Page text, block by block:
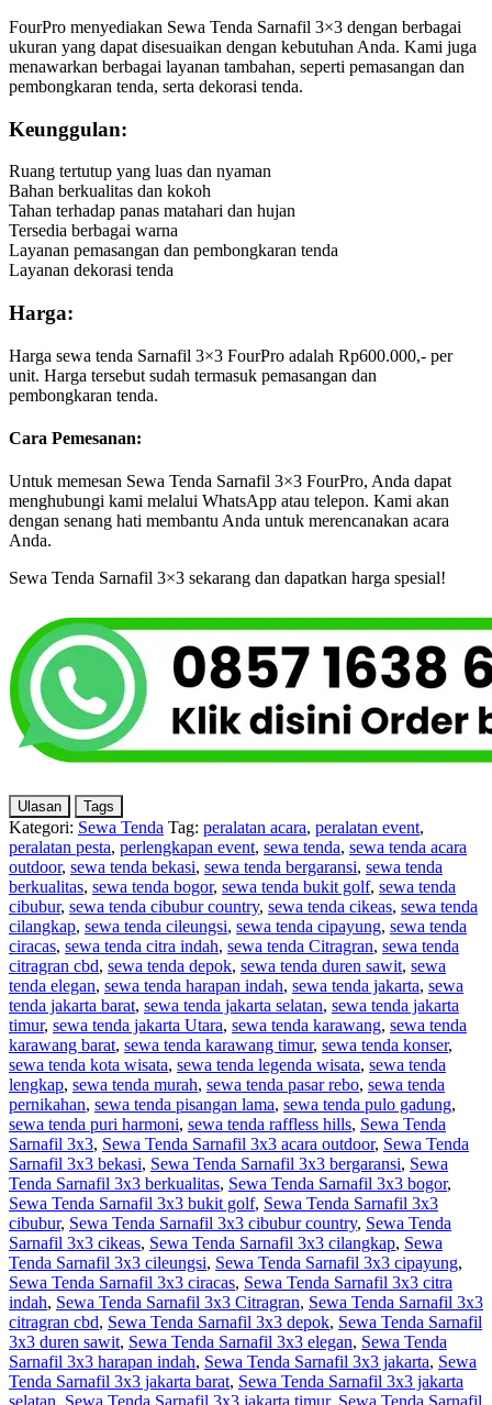
FourPro menyediakan Sewa Tenda Sarnafil 3×3 dengan berbagai
ukuran yang dapat disesuaikan dengan kebutuhan Anda. Kami juga
menawarkan berbagai layanan tambahan, seperti pemasangan dan
pembongkaran tenda, serta dekorasi tenda.
Keunggulan:
Ruang tertutup yang luas dan nyaman
Bahan berkualitas dan kokoh
Tahan terhadap panas matahari dan hujan
Tersedia berbagai warna
Layanan pemasangan dan pembongkaran tenda
Layanan dekorasi tenda
Harga:
Harga sewa tenda Sarnafil 3×3 FourPro adalah Rp600.000,- per
unit. Harga tersebut sudah termasuk pemasangan dan
pembongkaran tenda.
Cara Pemesanan:
Untuk memesan Sewa Tenda Sarnafil 3×3 FourPro, Anda dapat
menghubungi kami melalui WhatsApp atau telepon. Kami akan
dengan senang hati membantu Anda untuk merencanakan acara
Anda.
Sewa Tenda Sarnafil 3×3 sekarang dan dapatkan harga spesial!
Ulasan Tags
Kategori: Sewa Tenda Tag: peralatan acara, peralatan event,
peralatan pesta, perlengkapan event, sewa tenda, sewa tenda acara
outdoor, sewa tenda bekasi, sewa tenda bergaransi, sewa tenda
berkualitas, sewa tenda bogor, sewa tenda bukit golf, sewa tenda
cibubur, sewa tenda cibubur country, sewa tenda cikeas, sewa tenda
cilangkap, sewa tenda cileungsi, sewa tenda cipayung, sewa tenda
ciracas, sewa tenda citra indah, sewa tenda Citragran, sewa tenda
citragran cbd, sewa tenda depok, sewa tenda duren sawit, sewa
tenda elegan, sewa tenda harapan indah, sewa tenda jakarta, sewa
tenda jakarta barat, sewa tenda jakarta selatan, sewa tenda jakarta
timur, sewa tenda jakarta Utara, sewa tenda karawang, sewa tenda
karawang barat, sewa tenda karawang timur, sewa tenda konser,
sewa tenda kota wisata, sewa tenda legenda wisata, sewa tenda
lengkap, sewa tenda murah, sewa tenda pasar rebo, sewa tenda
pernikahan, sewa tenda pisangan lama, sewa tenda pulo gadung,
sewa tenda puri harmoni, sewa tenda raffless hills, Sewa Tenda
Sarnafil 3x3, Sewa Tenda Sarnafil 3x3 acara outdoor, Sewa Tenda
Sarnafil 3x3 bekasi, Sewa Tenda Sarnafil 3x3 bergaransi, Sewa
Tenda Sarnafil 3x3 berkualitas, Sewa Tenda Sarnafil 3x3 bogor,
Sewa Tenda Sarnafil 3x3 bukit golf, Sewa Tenda Sarnafil 3x3
cibubur, Sewa Tenda Sarnafil 3x3 cibubur country, Sewa Tenda
Sarnafil 3x3 cikeas, Sewa Tenda Sarnafil 3x3 cilangkap, Sewa
Tenda Sarnafil 3x3 cileungsi, Sewa Tenda Sarnafil 3x3 cipayung,
Sewa Tenda Sarnafil 3x3 ciracas, Sewa Tenda Sarnafil 3x3 citra
indah, Sewa Tenda Sarnafil 3x3 Citragran, Sewa Tenda Sarnafil 3x3
citragran cbd, Sewa Tenda Sarnafil 3x3 depok, Sewa Tenda Sarnafil
3x3 duren sawit, Sewa Tenda Sarnafil 3x3 elegan, Sewa Tenda
Sarnafil 3x3 harapan indah, Sewa Tenda Sarnafil 3x3 jakarta, Sewa
Tenda Sarnafil 3x3 jakarta barat, Sewa Tenda Sarnafil 3x3 jakarta